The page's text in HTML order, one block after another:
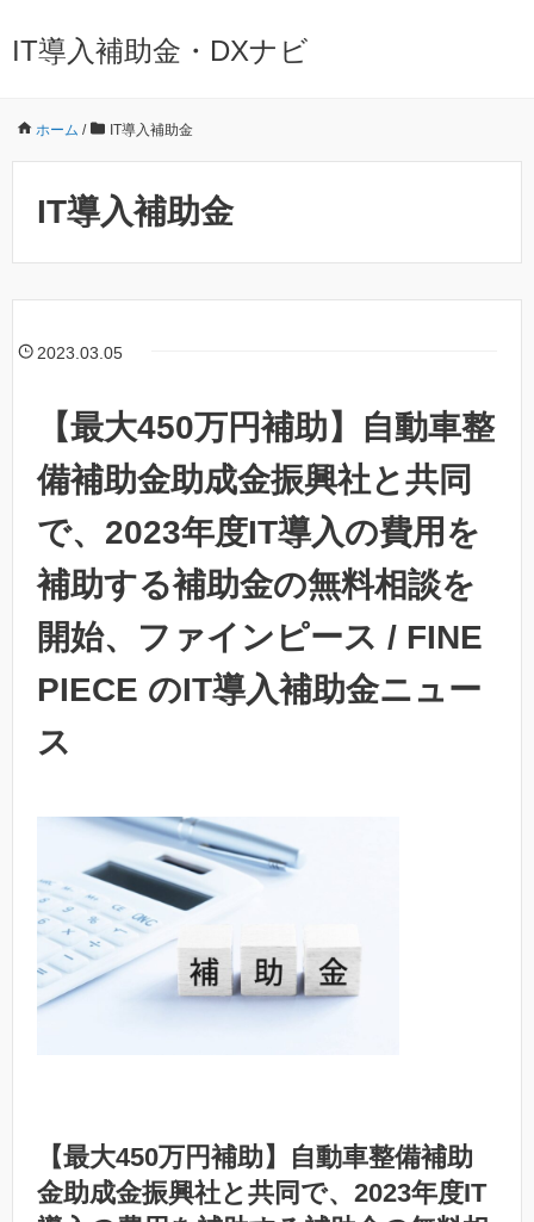
IT導入補助金・DXナビ
ホーム / IT導入補助金
IT導入補助金
2023.03.05
【最大450万円補助】自動車整
備補助金助成金振興社と共同
で、2023年度IT導入の費用を
補助する補助金の無料相談を
開始、ファインピース / FINE
PIECE のIT導入補助金ニュー
ス
【最大450万円補助】自動車整備補助
金助成金振興社と共同で、2023年度IT